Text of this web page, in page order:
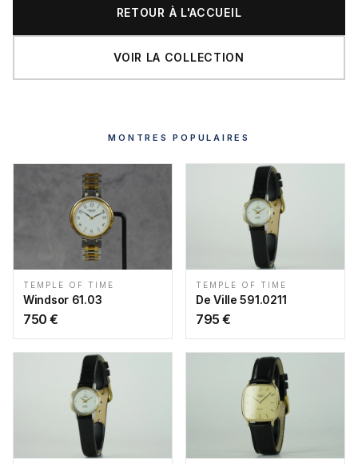
RETOUR À L'ACCUEIL
VOIR LA COLLECTION
MONTRES POPULAIRES
TEMPLE OF TIME
Windsor 61.03
750 €
TEMPLE OF TIME
De Ville 591.0211
795 €